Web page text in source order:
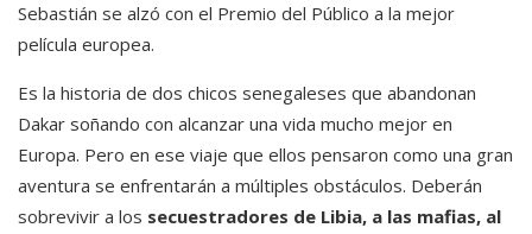
Sebastián se alzó con el Premio del Público a la mejor
película europea.
Es la historia de dos chicos senegaleses que abandonan
Dakar soñando con alcanzar una vida mucho mejor en
Europa. Pero en ese viaje que ellos pensaron como una gran
aventura se enfrentarán a múltiples obstáculos. Deberán
sobrevivir a los secuestradores de Libia, a las mafias, al